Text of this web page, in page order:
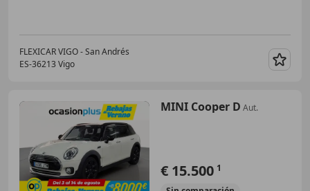
FLEXICAR VIGO - San Andrés
ES-36213 Vigo
MINI Cooper D Aut.
€ 15.500 1